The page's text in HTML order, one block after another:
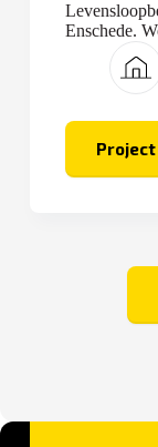
Enschede.
toekomst.